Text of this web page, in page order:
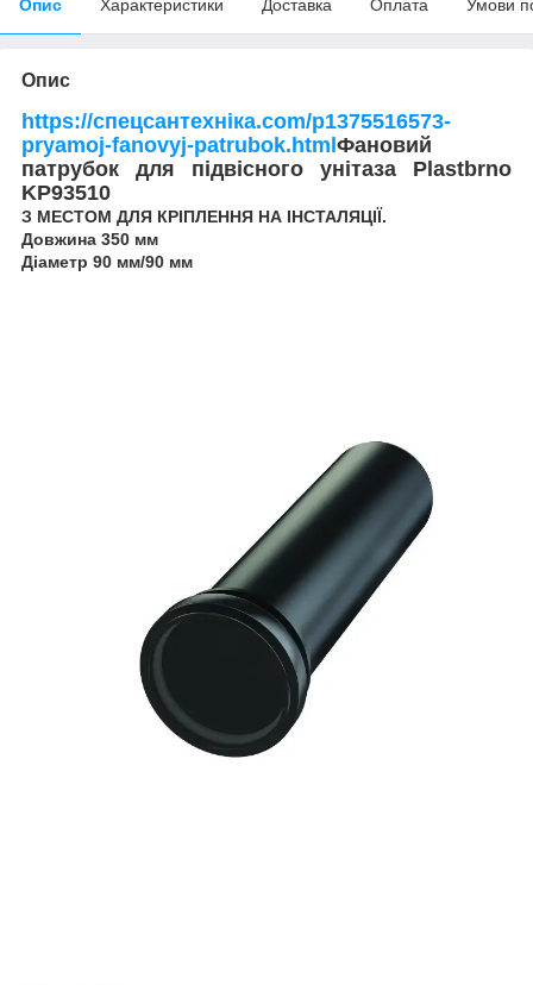
Опис Характеристики Доставка Оплата Умови
Опис
https://спецсантехніка.com/p1375516573-
pryamoj-fanovyj-patrubok.htmlФановий
патрубок для підвісного унітаза Plastbrno
KP93510
З МЕСТОМ ДЛЯ КРІПЛЕННЯ НА ІНСТАЛЯЦІЇ.
Довжина 350 мм
Діаметр 90 мм/90 мм